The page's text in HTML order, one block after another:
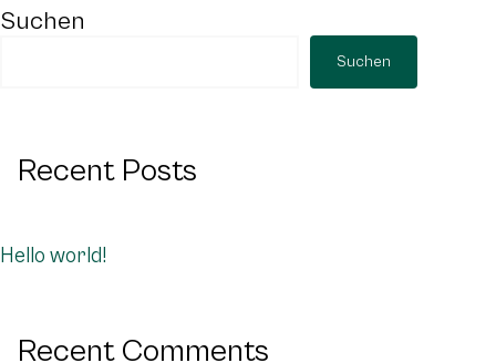
Suchen
Suchen
Recent Posts
Hello world!
Recent Comments